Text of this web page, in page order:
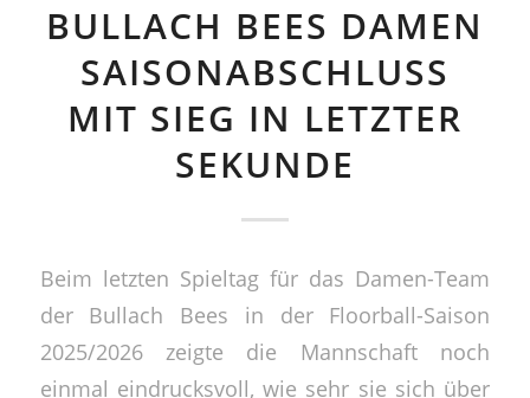
BULLACH BEES DAMEN
SAISONABSCHLUSS
MIT SIEG IN LETZTER
SEKUNDE
Beim letzten Spieltag für das Damen-Team
der Bullach Bees in der Floorball-Saison
2025/2026 zeigte die Mannschaft noch
einmal eindrucksvoll, wie sehr sie sich über